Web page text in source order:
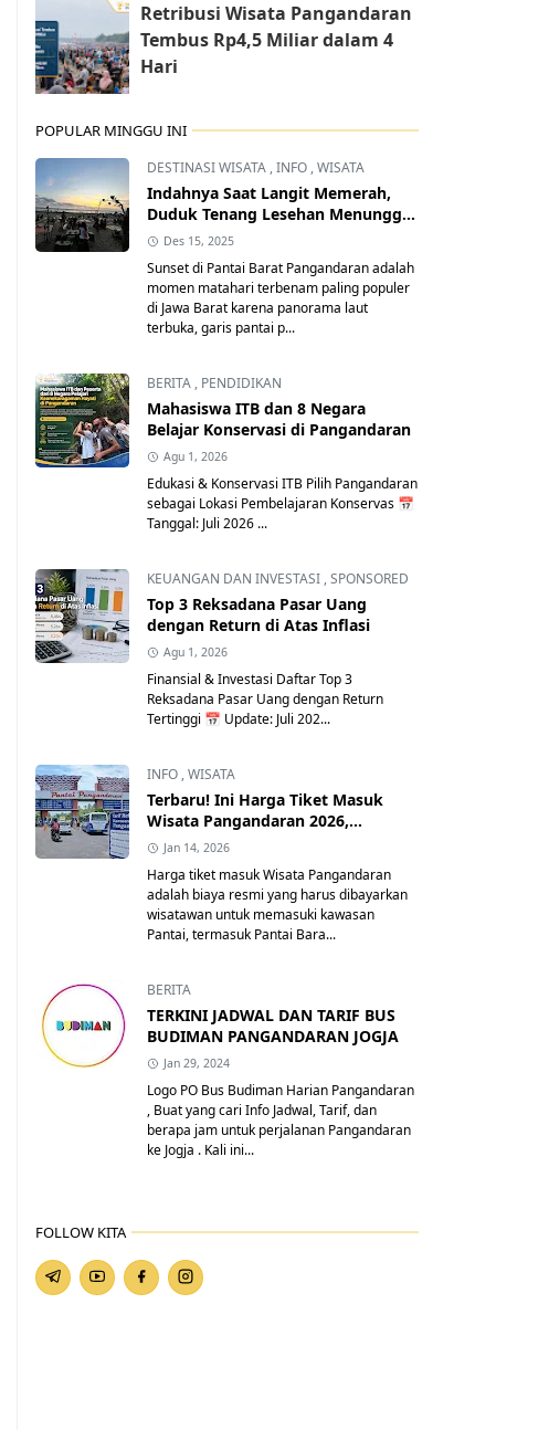
Retribusi Wisata Pangandaran
Tembus Rp4,5 Miliar dalam 4
Hari
POPULAR MINGGU INI
DESTINASI WISATA ,INFO ,WISATA
Indahnya Saat Langit Memerah,
Duduk Tenang Lesehan Menunggu
Senja Pangandaran
Des 15, 2025
Sunset di Pantai Barat Pangandaran adalah
momen matahari terbenam paling populer
di Jawa Barat karena panorama laut
terbuka, garis pantai p...
BERITA , PENDIDIKAN
Mahasiswa ITB dan 8 Negara
Belajar Konservasi di Pangandaran
Agu 1, 2026
Edukasi & Konservasi ITB Pilih Pangandaran
sebagai Lokasi Pembelajaran Konservas 📅
Tanggal: Juli 2026 ...
KEUANGAN DAN INVESTASI ,SPONSORED
Top 3 Reksadana Pasar Uang
dengan Return di Atas Inflasi
Agu 1, 2026
Finansial & Investasi Daftar Top 3
Reksadana Pasar Uang dengan Return
Tertinggi 📅 Update: Juli 202...
INFO ,WISATA
Terbaru! Ini Harga Tiket Masuk
Wisata Pangandaran 2026,
Lengkap Tarif Parkir & Retribusi
Jan 14, 2026
Harga tiket masuk Wisata Pangandaran
adalah biaya resmi yang harus dibayarkan
wisatawan untuk memasuki kawasan
Pantai, termasuk Pantai Bara...
BERITA
TERKINI JADWAL DAN TARIF BUS
BUDIMAN PANGANDARAN JOGJA
Jan 29, 2024
Logo PO Bus Budiman Harian Pangandaran
, Buat yang cari Info Jadwal, Tarif, dan
berapa jam untuk perjalanan Pangandaran
ke Jogja . Kali ini...
FOLLOW KITA